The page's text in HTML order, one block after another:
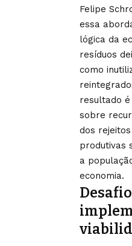
Felipe
essa
lógica da
resíduos
como
resultado
sobre
dos
produtivas
a
economia.